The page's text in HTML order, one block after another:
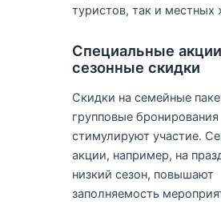
туристов, так и местных
Специальные
сезонные скидки
Скидки на семейные
групповые бронирования
стимулируют участие.
акции, например, на
низкий сезон, повышают
заполняемость